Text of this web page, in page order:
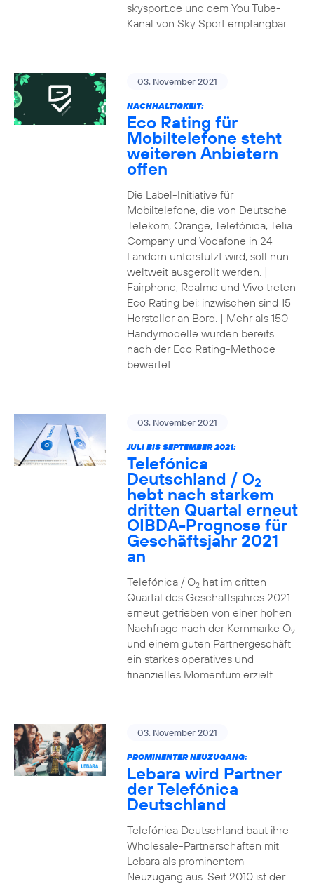
skysport.de und dem You Tube-
Kanal von Sky Sport empfangbar.
03. November 2021
NACHHALTIGKEIT:
Eco Rating für
Mobiltelefone steht
weiteren Anbietern
offen
Die Label-Initiative für
Mobiltelefone, die von Deutsche
Telekom, Orange, Telefónica, Telia
Company und Vodafone in 24
Ländern unterstützt wird, soll nun
weltweit ausgerollt werden. |
Fairphone, Realme und Vivo treten
Eco Rating bei; inzwischen sind 15
Hersteller an Bord. | Mehr als 150
Handymodelle wurden bereits
nach der Eco Rating-Methode
bewertet.
03. November 2021
JULI BIS SEPTEMBER 2021:
Telefónica
Deutschland / O2
hebt nach starkem
dritten Quartal erneut
OIBDA-Prognose für
Geschäftsjahr 2021
an
Telefónica / O2hat im dritten
Quartal des Geschäftsjahres 2021
erneut getrieben von einer hohen
Nachfrage nach der Kernmarke O2
und einem guten Partnergeschäft
ein starkes operatives und
finanzielles Momentum erzielt.
03. November 2021
PROMINENTER NEUZUGANG:
Lebara wird Partner
der Telefónica
Deutschland
Telefónica Deutschland baut ihre
Wholesale-Partnerschaften mit
Lebara als prominentem
Neuzugang aus. Seit 2010 ist der